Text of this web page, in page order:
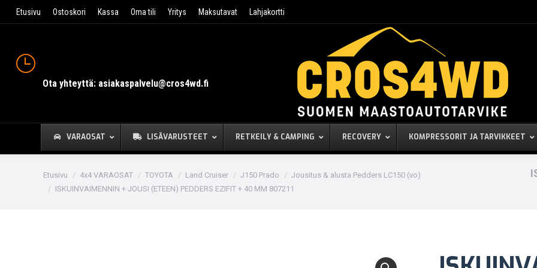
Etusivu Ostoskori Kassa Oma tili Yritys Maksutavat Lahjakortti
Ota yhteyttä: asiakaspalvelu@cros4wd.fi
VARAOSAT LISÄVARUSTEET RETKEILY & CAMPING RECOVERY KOMPRESSORIT JA TARVIKKEET
You are here:
Etusivu 4x4 VARAOSAT TOYOTA Land Cruiser J150 Prado
Jousitus & alusta Pedders LC150 (vo)
ISKUINVAIMENNIN + JOUSI (ETEEN) PEDDERS EZIFIT + 40 MM 807211